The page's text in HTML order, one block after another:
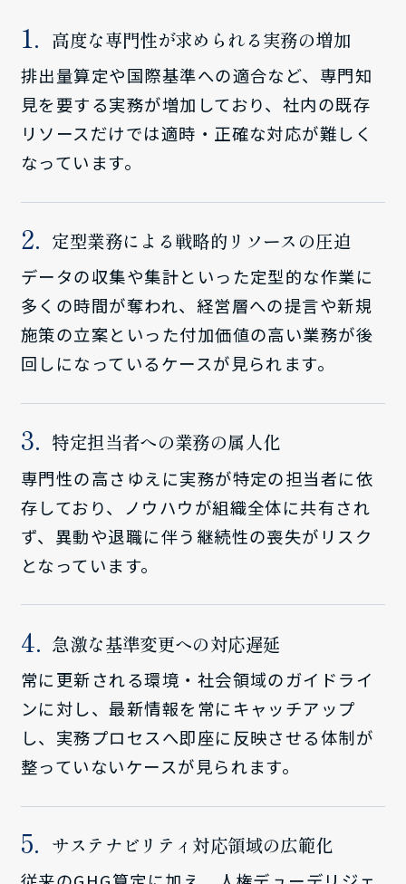
高度な専門性が求められる実務の増加
排出量算定や国際基準への適合など、専門知
見を要する実務が増加しており、社内の既存
リソースだけでは適時・正確な対応が難しく
なっています。
定型業務による戦略的リソースの圧迫
データの収集や集計といった定型的な作業に
多くの時間が奪われ、経営層への提言や新規
施策の立案といった付加価値の高い業務が後
回しになっているケースが見られます。
特定担当者への業務の属人化
専門性の高さゆえに実務が特定の担当者に依
存しており、ノウハウが組織全体に共有され
ず、異動や退職に伴う継続性の喪失がリスク
となっています。
急激な基準変更への対応遅延
常に更新される環境・社会領域のガイドライ
ンに対し、最新情報を常にキャッチアップ
し、実務プロセスへ即座に反映させる体制が
整っていないケースが見られます。
サステナビリティ対応領域の広範化